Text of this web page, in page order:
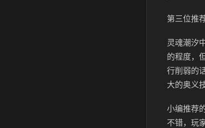
第三位推
灵魂潮汐
的程度，
行削弱的
大的奥义
小编推荐
不错，玩